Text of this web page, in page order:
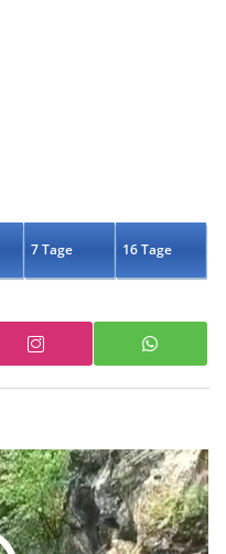
7 Tage 16 Tage